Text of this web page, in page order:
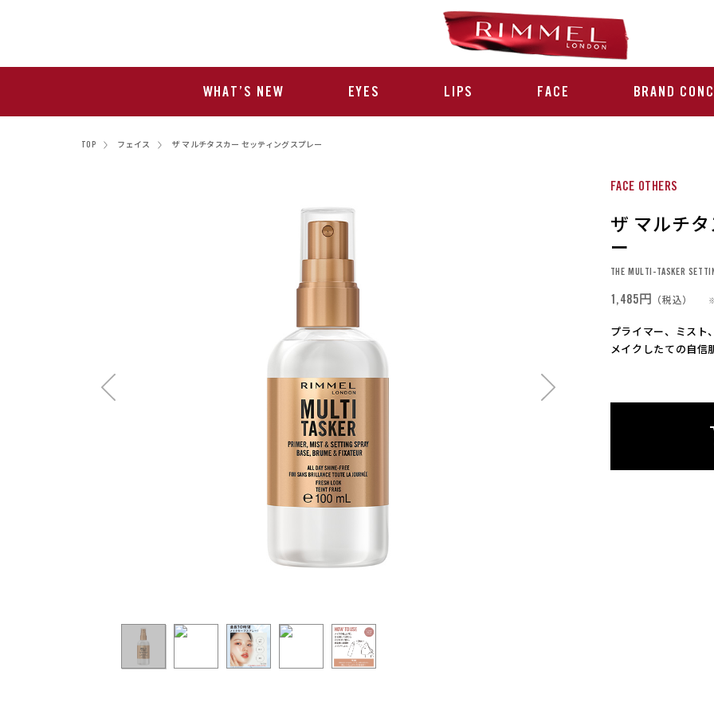
WHAT’S NEW EYES LIPS FACE BRAND
TOP フェイス ザ マルチタスカー セッティングスプレー
FACE OTHERS
ザ マルチ
ー
THE MULTI-TASKER
1,485円 （税込）
プライマー、ミスト
メイクしたての自信